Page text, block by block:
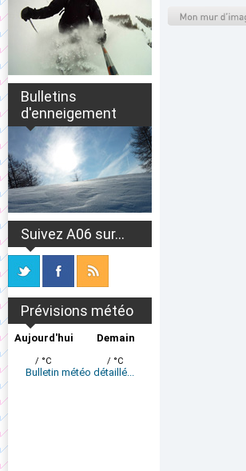
Bulletins
d'enneigement
Suivez A06 sur...
Prévisions météo
Aujourd'hui
/ °C
Demain
/ °C
Bulletin météo détaillé...